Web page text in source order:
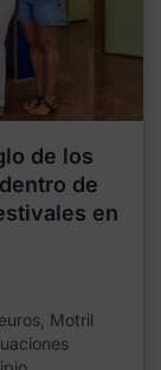
de los
de
en
Motril